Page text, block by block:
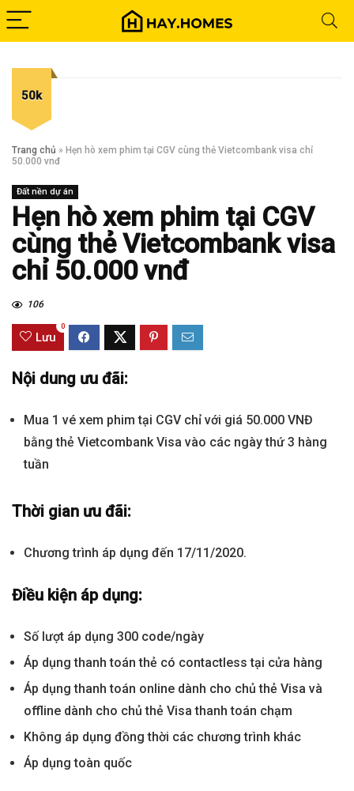
50k
Trang chủ » Hẹn hò xem phim tại CGV cùng thẻ Vietcombank visa chỉ
50.000 vnđ
Đất nền dự án
Hẹn hò xem phim tại CGV
cùng thẻ Vietcombank visa
chỉ 50.000 vnđ
106
Lưu
0
Nội dung ưu đãi:
​Mua 1 vé xem phim tại CGV chỉ với giá 50.000 VNĐ
bằng thẻ Vietcombank Visa vào các ngày thứ 3 hàng
tuần
Thời gian ưu đãi:
Chương trình áp dụng đến 17/11/2020.
Điều kiện áp dụng:
Số lượt áp dụng 300 code/ngày
Áp dụng thanh toán thẻ có contactless tại cửa hàng
Áp dụng thanh toán online dành cho chủ thẻ Visa và
offline dành cho chủ thẻ Visa thanh toán chạm
Không áp dụng đồng thời các chương trình khác
Áp dụng toàn quốc